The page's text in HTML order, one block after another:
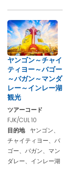
ヤンゴン～チャイ
ティヨー～バゴー
～バガン～マンダ
レー～インレー湖
観光
ツアーコード
FJK/CUL 10
目的地
ヤンゴン、
チャイティヨー、バ
ゴー、バガン、マン
ダレー、インレー湖